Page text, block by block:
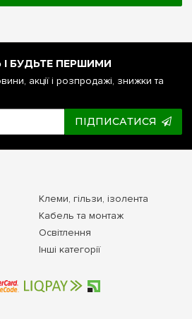
І БУДЬТЕ ПЕРШИМИ
акції і розпродажі, знижки та
ПІДПИСАТИСЯ
Клеми, гільзи, ізолента
Кабель та монтаж
Освітлення
Інші категорії